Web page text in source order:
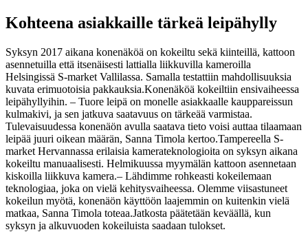
Kohteena asiakkaille tärkeä leipähylly
Syksyn 2017 aikana konenäköä on kokeiltu sekä kiinteillä, kattoon
asennetuilla että itsenäisesti lattialla liikkuvilla kameroilla
Helsingissä S-market Vallilassa. Samalla testattiin mahdollisuuksia
kuvata erimuotoisia pakkauksia.Konenäköä kokeiltiin ensivaiheessa
leipähyllyihin. – Tuore leipä on monelle asiakkaalle kauppareissun
kulmakivi, ja sen jatkuva saatavuus on tärkeää varmistaa.
Tulevaisuudessa konenäön avulla saatava tieto voisi auttaa tilaamaan
leipää juuri oikean määrän, Sanna Timola kertoo.Tampereella S-
market Hervannassa erilaisia kamerateknologioita on syksyn aikana
kokeiltu manuaalisesti. Helmikuussa myymälän kattoon asennetaan
kiskoilla liikkuva kamera.– Lähdimme rohkeasti kokeilemaan
teknologiaa, joka on vielä kehitysvaiheessa. Olemme viisastuneet
kokeilun myötä, konenäön käyttöön laajemmin on kuitenkin vielä
matkaa, Sanna Timola toteaa.Jatkosta päätetään keväällä, kun
syksyn ja alkuvuoden kokeiluista saadaan tulokset.